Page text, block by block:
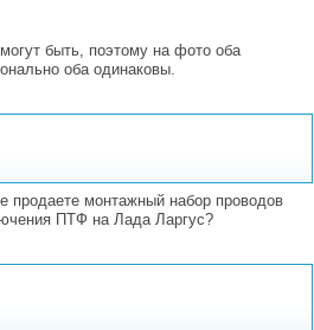
быть, поэтому на фото оба
оба одинаковы.
продаете монтажный набор проводов
ПТФ на Лада Ларгус?